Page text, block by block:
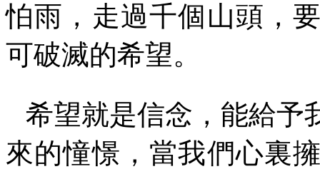
怕雨，走過千個山頭，
可破滅的希望。
希望就是信念，能給予
來的憧憬，當我們心裏